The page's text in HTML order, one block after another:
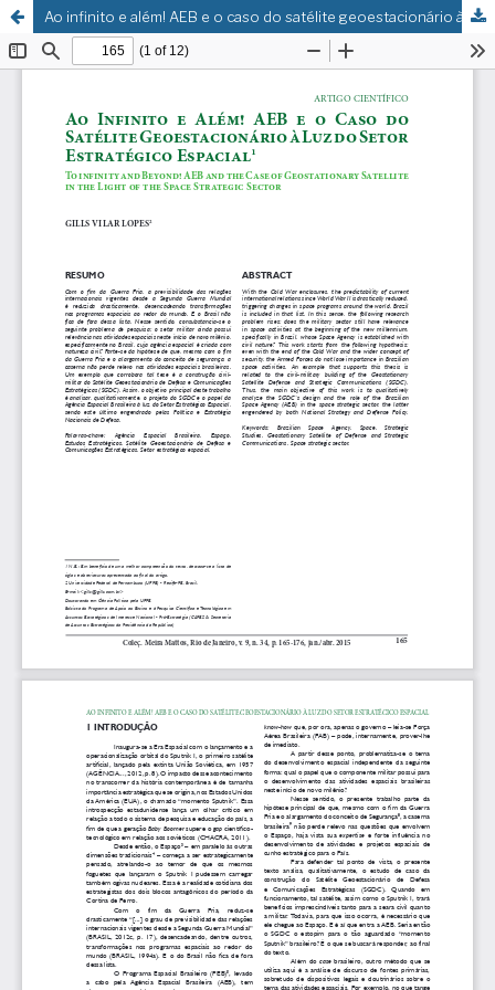
Ao infinito e além! AEB e o caso do satélite geoestacionário à luz do setor estratégico espacial